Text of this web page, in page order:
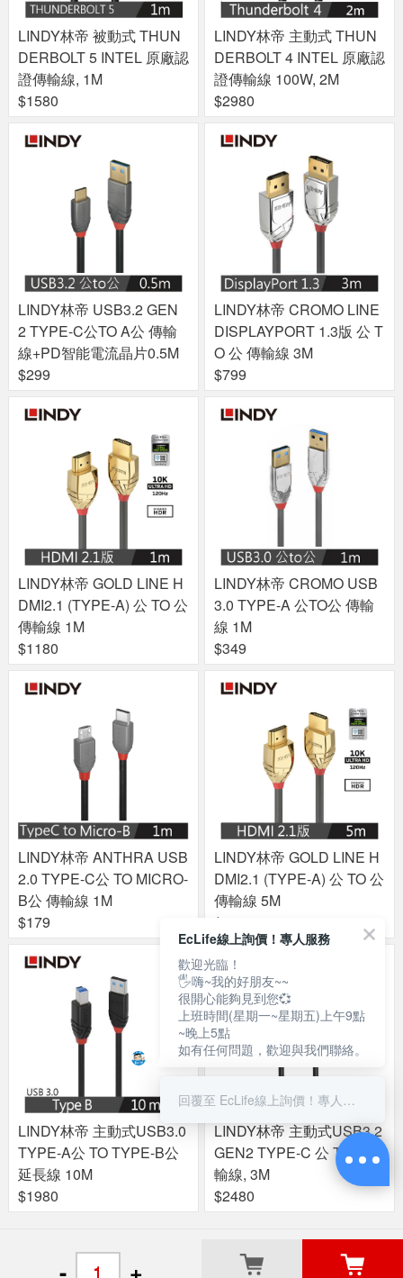
- +
LINDY林帝 被動式 THUN
DERBOLT 5 INTEL 原廠認
證傳輸線, 1M
$1580
LINDY林帝 主動式 THUN
DERBOLT 4 INTEL 原廠認
證傳輸線 100W, 2M
$2980
LINDY林帝 USB3.2 GEN
2 TYPE-C公TO A公 傳輸
線+PD智能電流晶片0.5M
$299
LINDY林帝 CROMO LINE
DISPLAYPORT 1.3版 公 T
O 公 傳輸線 3M
$799
LINDY林帝 GOLD LINE H
DMI2.1 (TYPE-A) 公 TO 公
傳輸線 1M
$1180
LINDY林帝 CROMO USB
3.0 TYPE-A 公TO公 傳輸
線 1M
$349
LINDY林帝 ANTHRA USB
2.0 TYPE-C公 TO MICRO-
B公 傳輸線 1M
$179
LINDY林帝 GOLD LINE H
DMI2.1 (TYPE-A) 公 TO 公
傳輸線 5M
$2280
LINDY林帝 主動式USB3.0
TYPE-A公 TO TYPE-B公
延長線 10M
$1980
LINDY林帝 主動式USB3.2
GEN2 TYPE-C 公 TO 公傳
輸線, 3M
$2480
關於良興
EcLife線上詢價！專人服務
歡迎光臨！
🖐嗨~我的好朋友~~
很開心能夠見到您💞
上班時間(星期一~星期五)上午9點
~晚上5點
如有任何問題，歡迎與我們聯絡。
回覆至 EcLife線上詢價！專人服務